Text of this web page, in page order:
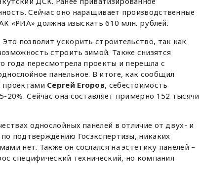
Сейчас оно наращивает производственные
«РИА» должна изыскать 610 млн. рублей.
позволит ускорить строительство, так как
строить зимой. Также снизятся
года пересмотрела проекты и перешла с
панельное. В итоге, как сообщил
проектами Сергей Егоров, себестоимость
20%. Сейчас она составляет примерно 152 тысячи
однослойных панелей в отличие от двух- и
подтверждению Госэкспертизы, никаких
нет. Также он сослался на эстетику панелей –
специфический технический, но компания